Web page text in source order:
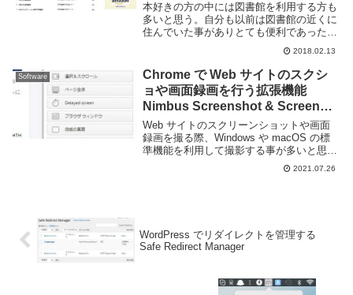
本好きの方の中には図書館を利用する方も
多いと思う。自分も以前は図書館の近くに
住んでいた事がありとても便利であった。
図書館を頻繁に利用する且つ、ブラウザに
Google Chrome を利用しているのであれ
ば、その本、図書館にあります。という...
2018.02.13
Software
Chrome で Web サイトのスクシ
ョや画面録画を行う拡張機能
Nimbus Screenshot & Screen
Video Recorder
Web サイトのスクリーンショットや画面
録画を撮る際、Windows や macOS の標
準機能を利用して撮影する事が多いと思
う。Windows であれば Win+Shift+S で範
囲選択、 Alt+PrtSc でアクティブウインド
2021.07.26
WordPress でリダイレクトを管理する
Safe Redirect Manager